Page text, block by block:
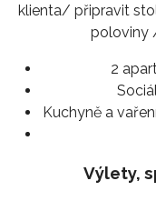
klienta/ připravit
poloviny
2
Kuchyně a
Výlety,